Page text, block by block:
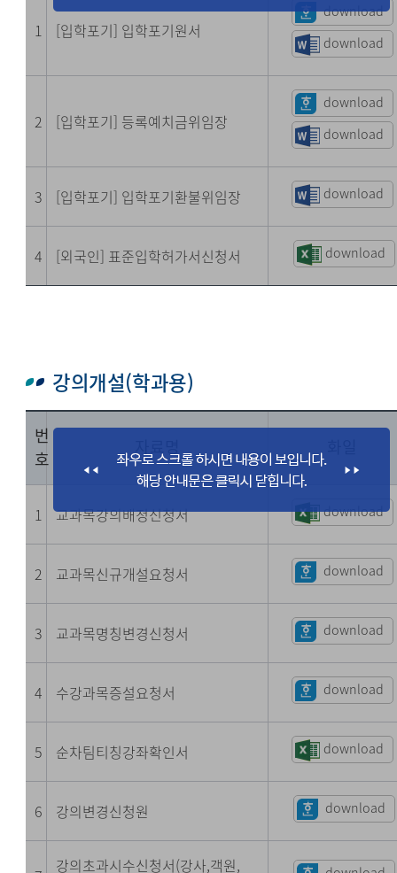
1 [입학포기] 입학포기원서
download
download
2 [입학포기] 등록예치금위임장
download
download
3 [입학포기] 입학포기환불위임장 download
4 [외국인] 표준입학허가서신청서 download
강의개설(학과용)
번
호
1 교과목강의배정신청서 download
2 교과목신규개설요청서 download
3 교과목명칭변경신청서 download
4 수강과목증설요청서 download
5 순차팀티칭강좌확인서 download
6 강의변경신청원 download
강의초과시수신청서(강사,객원,